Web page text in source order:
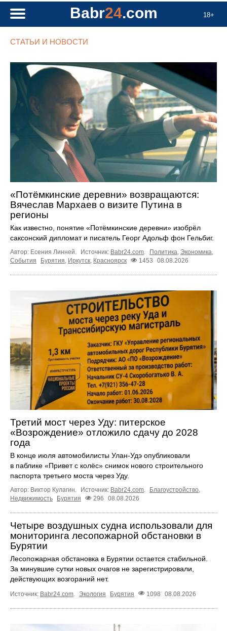
18+
Babr24.com
СТАТЬИ И НОВОСТИ
«Потёмкинские деревни» возвращаются:
Вячеслав Мархаев о визите Путина в
регионы
Как известно, понятие «Потёмкинские деревни» изобрёл
саксонский дипломат и писатель Георг Адольф фон Гельбиг.
Автор: Есения Линней. Источник: Babr24.com Политика Экономика
События
Бурятия Иркутск Красноярск 1453 08.08.2026
Третий мост через Уду: питерское
«Возрождение» отложило сдачу до 2028
года
В конце июля автомобилисты Улан-Удэ опубликовали
в паблике «Привет с колёс» снимок нового строительного
паспорта третьего моста через Уду.
Автор: Виктор Кулагин. Источник: Babr24.com. Благоустройство,
Недвижимость
Бурятия 296 08.08.2026
Четыре воздушных судна использовали для
мониторинга лесопожарной обстановки в
Бурятии
Лесопожарная обстановка в Бурятии остается стабильной.
За минувшие сутки новых очагов не зарегистрировали,
действующих возгораний нет.
Источник: Babr24.com Экология Бурятия 1098 08.08.2026